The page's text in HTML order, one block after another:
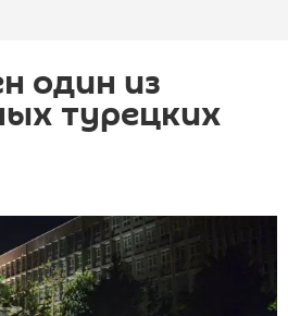
один из
турецких